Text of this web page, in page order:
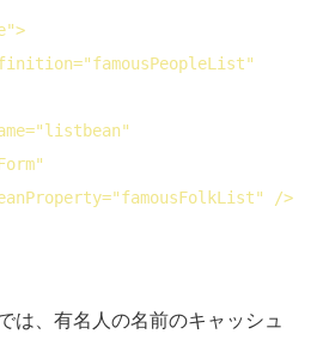
="famousFolkList" />
は、有名人の名前のキャッシュ